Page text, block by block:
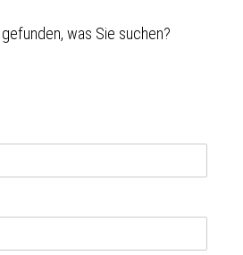
was Sie suchen?